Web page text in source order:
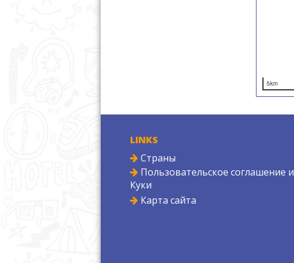
5km
LINKS
Страны
Пользовательское соглашение и
Куки
Карта сайта